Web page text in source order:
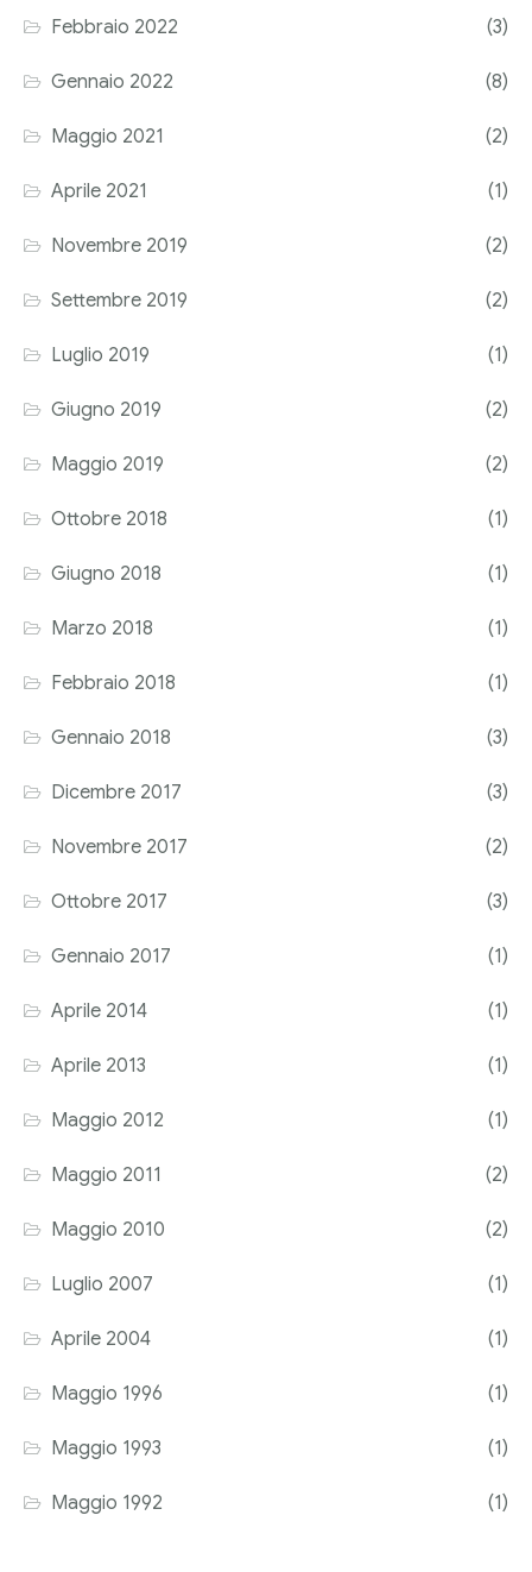
Corriere tributario
Editore Euroconference
Il Giornale del Revisore
Forum Fiscale
Articoli
Febbraio 2022 (3)
Gennaio 2022 (8)
Maggio 2021 (2)
Aprile 2021 (1)
Novembre 2019 (2)
Settembre 2019 (2)
Luglio 2019 (1)
Giugno 2019 (2)
Maggio 2019 (2)
Ottobre 2018 (1)
Giugno 2018 (1)
Marzo 2018 (1)
Febbraio 2018 (1)
Gennaio 2018 (3)
Dicembre 2017 (3)
Novembre 2017 (2)
Ottobre 2017 (3)
Gennaio 2017 (1)
Aprile 2014 (1)
Aprile 2013 (1)
Maggio 2012 (1)
Maggio 2011 (2)
Maggio 2010 (2)
Luglio 2007 (1)
Aprile 2004 (1)
Maggio 1996 (1)
Maggio 1993 (1)
Maggio 1992 (1)